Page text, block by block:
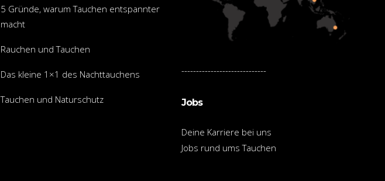
5 Gründe, warum Tauchen entspannter
macht
Rauchen und Tauchen
Das kleine 1×1 des Nachttauchens
Tauchen und Naturschutz
-----------------------------
Jobs
Deine Karriere bei uns
Jobs rund ums Tauchen